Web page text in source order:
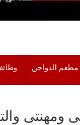
مطعم الدواجن
ومهنتى